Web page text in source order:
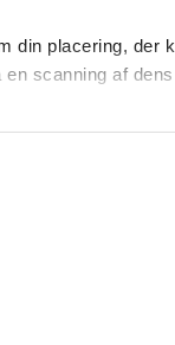
din placering, der
en scanning af
Vores partnere